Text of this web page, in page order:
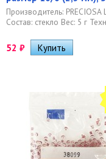
Производитель:
Состав: стекло Вес: 5 г
52 ₽